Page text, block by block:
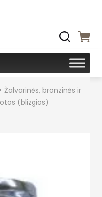
Žalvarinės, bronzinės ir
(blizgios)